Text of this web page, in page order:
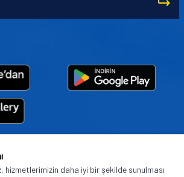
Design) are trademarks of or licensed to The Goodyear
used under license by Basbug Group Company,
hizmetlerimizin daha iyi bir şekilde sunulması